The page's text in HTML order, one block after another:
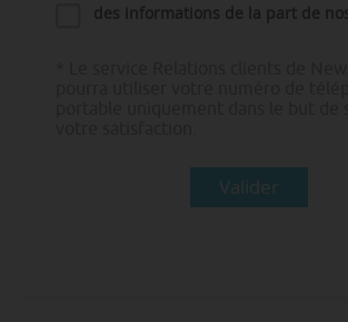
des informations de la part de
Valider